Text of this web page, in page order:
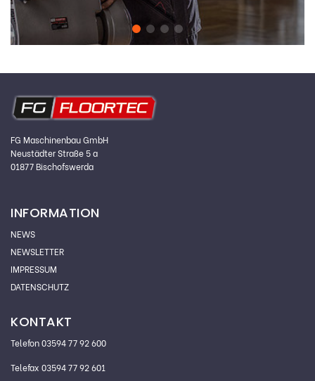
FG Maschinenbau GmbH
Neustädter Straße 5 a
01877 Bischofswerda
INFORMATION
NEWS
NEWSLETTER
IMPRESSUM
DATENSCHUTZ
KONTAKT
Telefon 03594 77 92 600
Telefax 03594 77 92 601